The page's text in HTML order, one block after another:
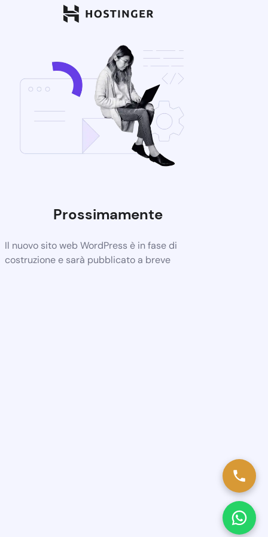
Prossimamente
Il nuovo sito web WordPress è in fase di
costruzione e sarà pubblicato a breve